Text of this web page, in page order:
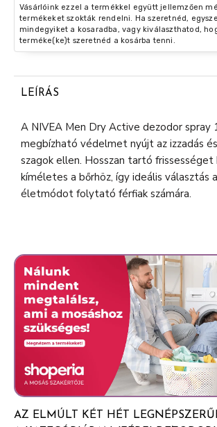
Vásárlóink ezzel a termékkel együtt jellemzően
termékeket szokták rendelni. Ha szeretnéd,
mindegyiket a kosaradba, vagy kiválaszthatod,
terméke(ke)t szeretnéd a kosárba tenni.
LEÍRÁS
A NIVEA Men Dry Active dezodor spray
megbízható védelmet nyújt az izzadás
szagok ellen. Hosszan tartó
kíméletes a bőrhöz, így ideális választás
életmódot folytató férfiak számára.
AZ ELMÚLT KÉT HÉT